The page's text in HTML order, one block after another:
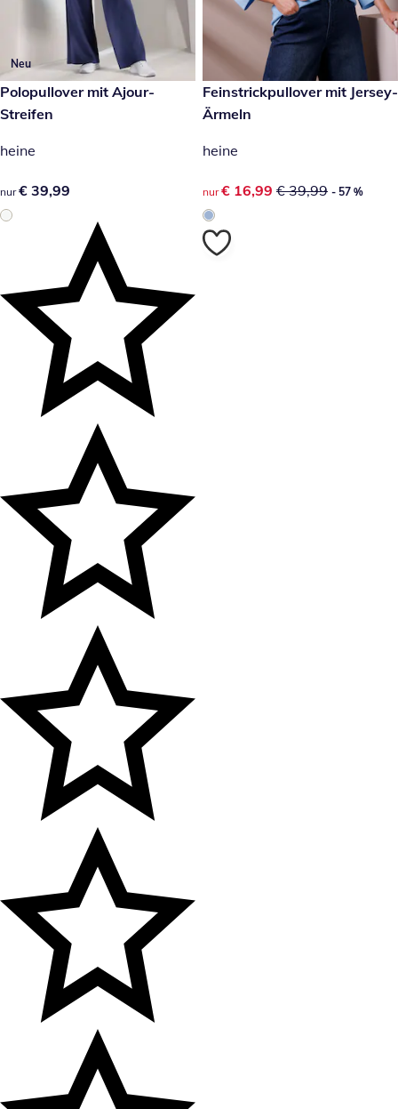
Neu
€ 39,99
Polopullover mit Ajour-
Streifen
heine
€ 39,99
nur € 39,99
reduzierter Preis € 16,99,
- 57 %
Feinstrickpullover mit Jersey-
Ärmeln
heine
reduzierter Preis € 16,99,
nur € 16,99 € 39,99 - 57 %